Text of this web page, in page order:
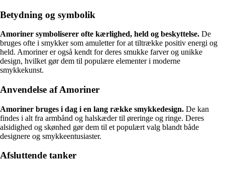
Betydning og symbolik
Amoriner symboliserer ofte kærlighed, held og beskyttelse. De
bruges ofte i smykker som amuletter for at tiltrække positiv energi og
held. Amoriner er også kendt for deres smukke farver og unikke
design, hvilket gør dem til populære elementer i moderne
smykkekunst.
Anvendelse af Amoriner
Amoriner bruges i dag i en lang række smykkedesign. De kan
findes i alt fra armbånd og halskæder til øreringe og ringe. Deres
alsidighed og skønhed gør dem til et populært valg blandt både
designere og smykkeentusiaster.
Afsluttende tanker